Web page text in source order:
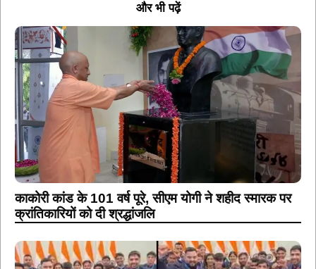
और भी पढ़ें
काकोरी कांड के 101 वर्ष पूरे, सीएम योगी ने शहीद स्मारक पर
क्रांतिकारियों को दी श्रद्धांजलि